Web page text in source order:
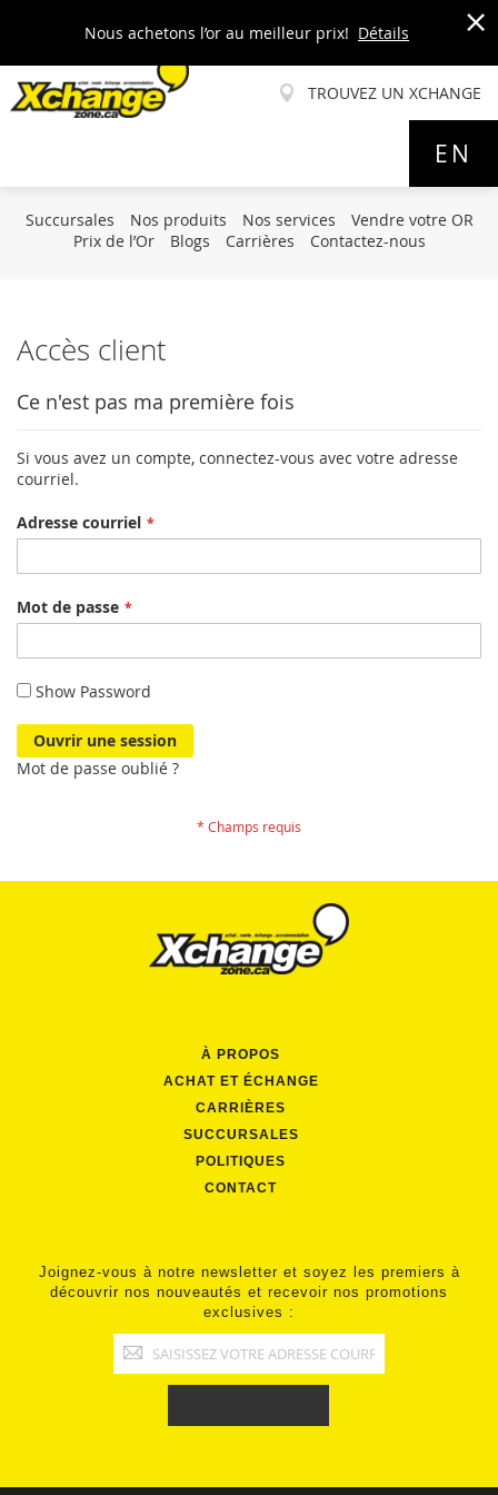
Nous achetons l’or au meilleur prix! Détails
x
TROUVEZ UN XCHANGE
EN
Succursales Nos produits Nos services
Vendre votre OR
Prix de l’Or
Blogs Carrières Contactez-nous
Accès client
Ce n'est pas ma première fois
Si vous avez un compte, connectez-vous avec votre adresse
courriel.
Adresse courriel
Mot de passe
Show Password
Ouvrir une session
Mot de passe oublié ?
À PROPOS
ACHAT ET ÉCHANGE
CARRIÈRES
SUCCURSALES
POLITIQUES
CONTACT
Joignez-vous à notre newsletter et soyez les premiers à
découvrir nos nouveautés et recevoir nos promotions
exclusives :